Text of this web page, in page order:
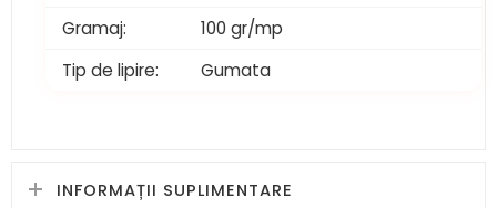
Gramaj:
100 gr/mp
Tip de lipire:
Gumata
INFORMAȚII SUPLIMENTARE